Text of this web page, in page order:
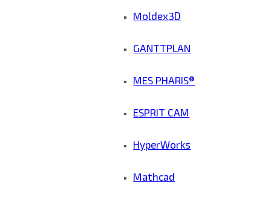
Moldex3D
GANTTPLAN
MES PHARIS®
ESPRIT CAM
HyperWorks
Mathcad